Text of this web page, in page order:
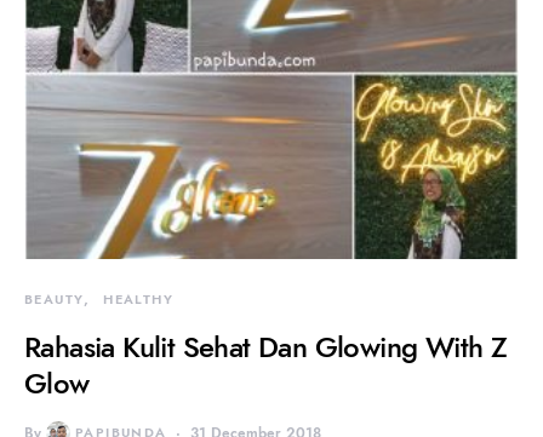
BEAUTY HEALTHY
Rahasia Kulit Sehat Dan Glowing With Z
Glow
PAPIBUNDA